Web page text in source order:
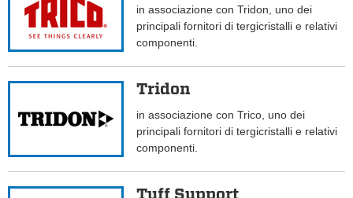
in associazione con Tridon, uno dei
principali fornitori di tergicristalli e relativi
componenti.
Tridon
in associazione con Trico, uno dei
principali fornitori di tergicristalli e relativi
componenti.
Tuff Support